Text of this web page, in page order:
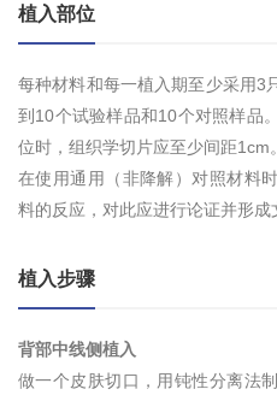
植入部位
每种材料和每一植入期至少采用3
到10个试验样品和10个对照样品
位时，组织学切片应至少间距1cm。
在使用通用（非降解）对照材料
料的反应，对此应进行论证并形成
植入步骤
背部中线侧植入
做一个皮肤切口，用钝性分离法